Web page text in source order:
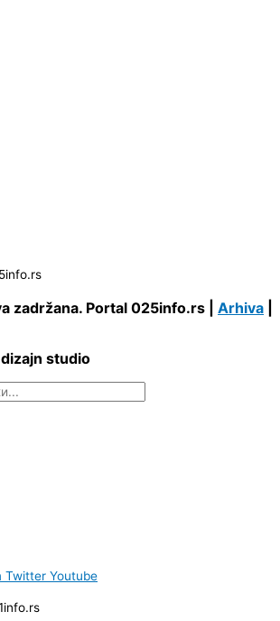
zadržana. Portal 025info.rs | Arhiva
studio
Twitter Youtube